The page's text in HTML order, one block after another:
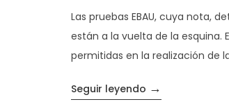
Las pruebas EBAU, cuya nota,
están a la vuelta de la esquina.
permitidas en la realización de
Seguir leyendo «¿Qué
→